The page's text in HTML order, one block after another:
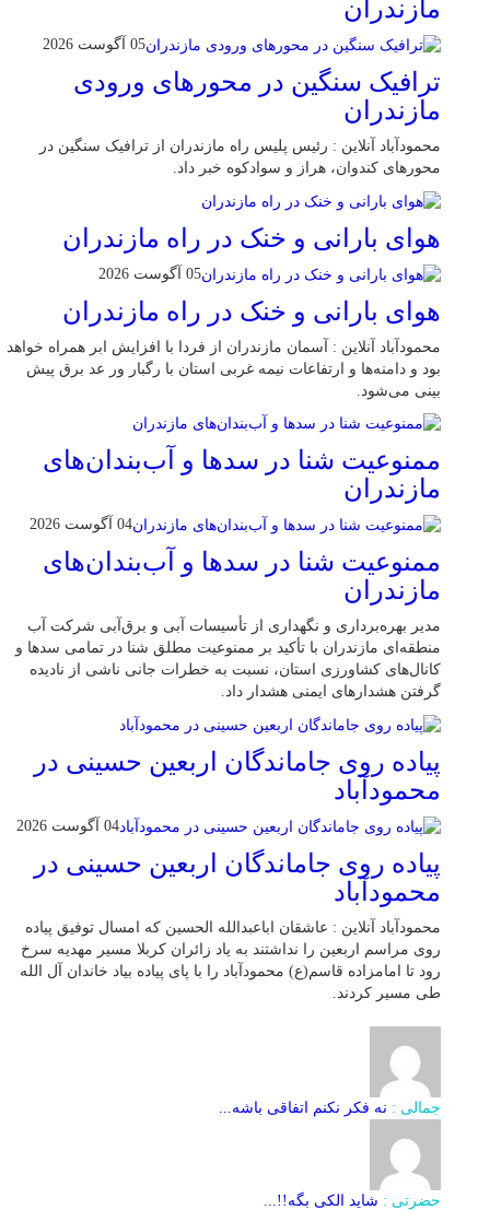
مازندران
05 آگوست 2026
ترافیک سنگین در محور‌های ورودی
مازندران
محمودآباد آنلاین : رئیس پلیس راه مازندران از ترافیک سنگین در
محور‌های کندوان، هراز و سوادکوه خبر داد.
هوای بارانی و خنک در راه مازندران
05 آگوست 2026
هوای بارانی و خنک در راه مازندران
محمودآباد آنلاین : آسمان مازندران از فردا با افزایش ابر همراه خواهد
بود و دامنه‌ها و ارتفاعات نیمه غربی استان با رگبار ور عد برق پیش
بینی می‌شود.
ممنوعیت شنا در سدها و آب‌بندان‌‌های
مازندران
04 آگوست 2026
ممنوعیت شنا در سدها و آب‌بندان‌‌های
مازندران
مدیر بهره‌برداری و نگهداری از تأسیسات آبی و برق‌آبی شرکت آب
منطقه‌ای مازندران با تأکید بر ممنوعیت مطلق شنا در تمامی سدها و
کانال‌های کشاورزی استان، نسبت به خطرات جانی ناشی از نادیده
گرفتن هشدارهای ایمنی هشدار داد.
پیاده روی جاماندگان اربعین حسینی در
محمودآباد
04 آگوست 2026
پیاده روی جاماندگان اربعین حسینی در
محمودآباد
محمودآباد آنلاین : عاشقان اباعبدالله الحسین که امسال توفیق پیاده
روی مراسم اربعین را نداشتند به یاد زائران کربلا مسیر مهدیه سرخ
رود تا امامزاده قاسم(ع) محمودآباد را با پای پیاده بیاد خاندان آل الله
طی مسیر کردند.
جمالی : نه فکر نکنم اتفاقی باشه...
حضرتی : شاید الکی بگه!!...